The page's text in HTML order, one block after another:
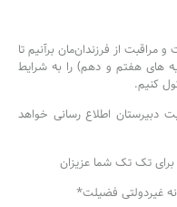
از فرزندان‌مان برآنیم تا
های هفتم و دهم) را به شرایط
کنیم.
دبیرستان اطلاع رسانی خواهد
تک تک شما عزیزان
غیردولتی فضیلت*